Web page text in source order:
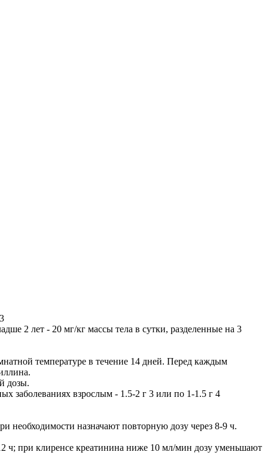
2 лет - 20 мг/кг массы тела в сутки, разделенные на 3
температуре в течение 14 дней. Перед каждым
дозы.
взрослым - 1.5-2 г 3 или по 1-1.5 г 4
необходимости назначают повторную дозу через 8-9 ч.
ч; при клиренсе креатинина ниже 10 мл/мин дозу уменьшают